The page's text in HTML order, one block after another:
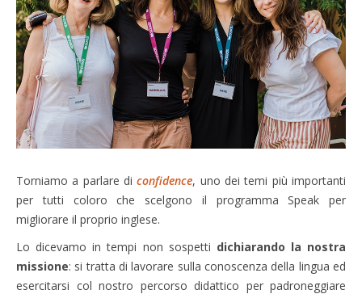
Torniamo a parlare diconfidence, uno dei temi più importanti
per tutti coloro che scelgono il programma Speak per
migliorare il proprio inglese.
Lo dicevamo in tempi non sospetti dichiarando la nostra
missione: si tratta di lavorare sulla conoscenza della lingua ed
esercitarsi col nostro percorso didattico per padroneggiare